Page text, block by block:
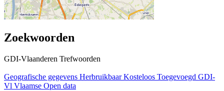
Zoekwoorden
GDI-Vlaanderen Trefwoorden
Geografische gegevens Herbruikbaar Kosteloos Toegevoegd GDI-
Vl Vlaamse Open data